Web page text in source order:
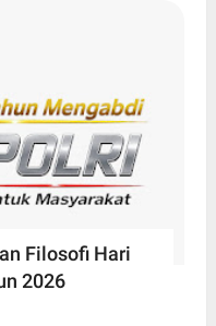
Filosofi Hari
2026